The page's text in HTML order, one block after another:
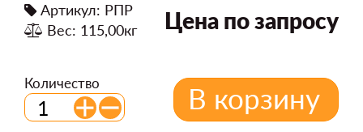
Артикул: РПР
Вес: 115,00кг
Цена по запросу
Количество В корзину